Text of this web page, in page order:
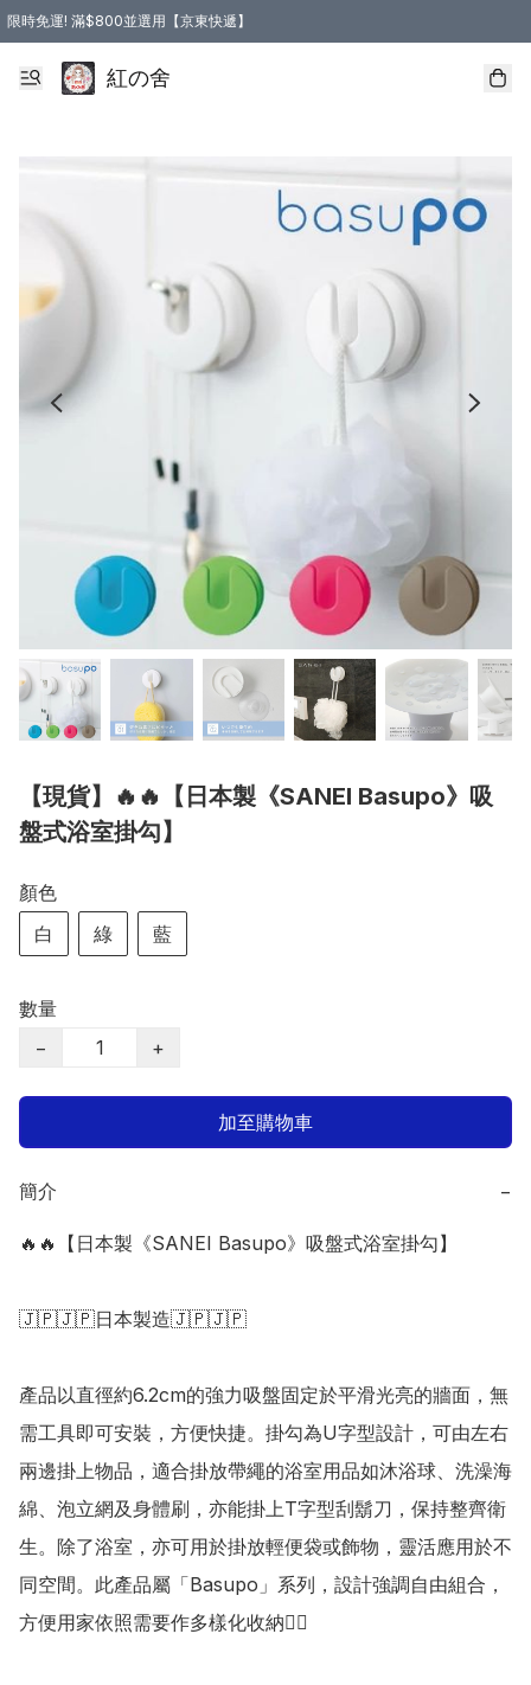
限時免運! 滿$800並選用【京東快遞】
紅の舍
【現貨】🔥🔥【日本製《SANEI Basupo》吸
盤式浴室掛勾】
顏色
白
綠 藍
數量
−
+
加至購物車
簡介 −
🔥🔥【日本製《SANEI Basupo》吸盤式浴室掛勾】
🇯🇵🇯🇵日本製造🇯🇵🇯🇵
產品以直徑約6.2cm的強力吸盤固定於平滑光亮的牆面，無
需工具即可安裝，方便快捷。掛勾為U字型設計，可由左右
兩邊掛上物品，適合掛放帶繩的浴室用品如沐浴球、洗澡海
綿、泡立網及身體刷，亦能掛上T字型刮鬍刀，保持整齊衛
生。除了浴室，亦可用於掛放輕便袋或飾物，靈活應用於不
同空間。此產品屬「Basupo」系列，設計強調自由組合，
方便用家依照需要作多樣化收納👍🏻